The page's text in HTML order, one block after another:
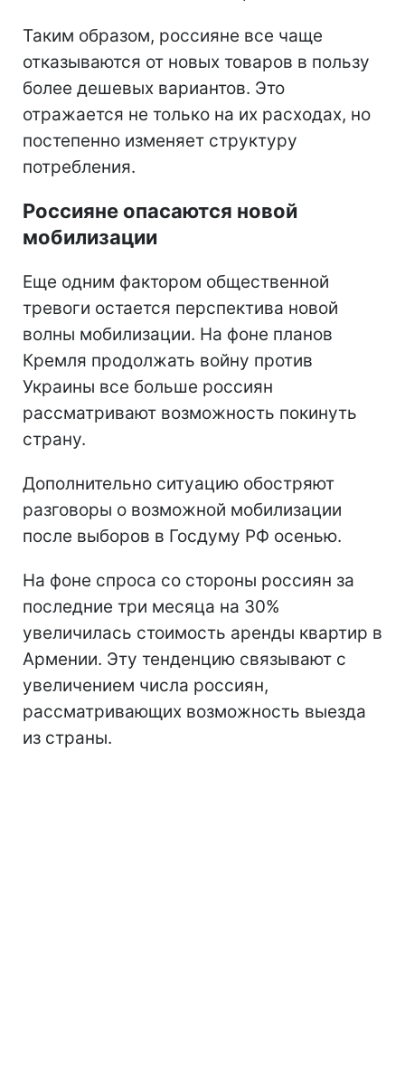
Таким образом, россияне все чаще
отказываются от новых товаров в пользу
более дешевых вариантов. Это
отражается не только на их расходах, но
постепенно изменяет структуру
потребления.
Россияне опасаются новой
мобилизации
Еще одним фактором общественной
тревоги остается перспектива новой
волны мобилизации. На фоне планов
Кремля продолжать войну против
Украины все больше россиян
рассматривают возможность покинуть
страну.
Дополнительно ситуацию обостряют
разговоры о возможной мобилизации
после выборов в Госдуму РФ осенью.
На фоне спроса со стороны россиян за
последние три месяца на 30%
увеличилась стоимость аренды квартир в
Армении. Эту тенденцию связывают с
увеличением числа россиян,
рассматривающих возможность выезда
из страны.